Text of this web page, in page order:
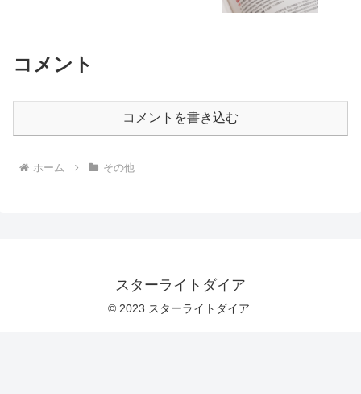
コメント
コメントを書き込む
ホーム その他
スターライトダイア
© 2023 スターライトダイア.